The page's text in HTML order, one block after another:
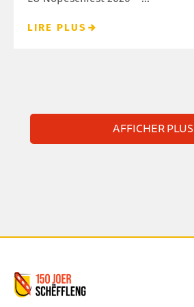
LIRE PLUS
AFFICHER PLUS